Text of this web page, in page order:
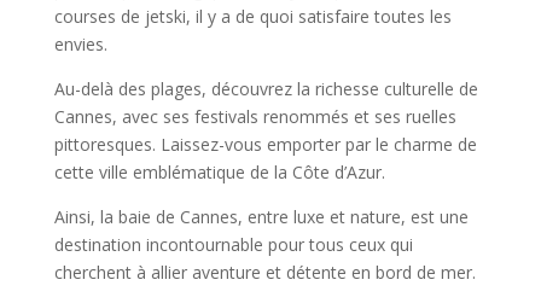
courses de jetski, il y a de quoi satisfaire toutes les
envies.
Au-delà des plages, découvrez la richesse culturelle de
Cannes, avec ses festivals renommés et ses ruelles
pittoresques. Laissez-vous emporter par le charme de
cette ville emblématique de la Côte d’Azur.
Ainsi, la baie de Cannes, entre luxe et nature, est une
destination incontournable pour tous ceux qui
cherchent à allier aventure et détente en bord de mer.